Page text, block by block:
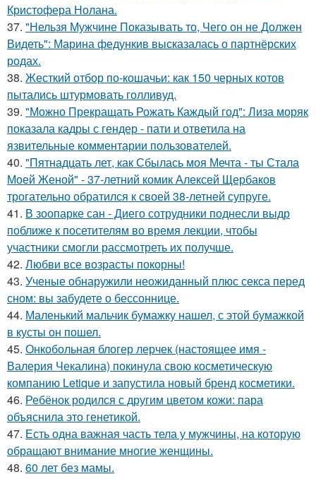
Кристофера Нолана.
37. "Нельзя Мужчине Показывать то, Чего он не Должен
Видеть": Марина федункив высказалась о партнёрских
родах.
38. Жесткий отбор по-кошачьи: как 150 черных котов
пытались штурмовать голливуд.
39. "Можно Прекращать Рожать Каждый год": Лиза моряк
показала кадры с гендер - пати и ответила на
язвительные комментарии пользователей.
40. "Пятнадцать лет, как Сбылась моя Мечта - ты Стала
Моей Женой" - 37-летний комик Алексей Щербаков
трогательно обратился к своей 38-летней супруге.
41. В зоопарке сан - Диего сотрудники поднесли выдр
поближе к посетителям во время лекции, чтобы
участники смогли рассмотреть их получше.
42. Любви все возрасты покорны!
43. Ученые обнаружили неожиданный плюс секса перед
сном: вы забудете о бессоннице.
44. Маленький мальчик бумажку нашел, с этой бумажкой
в кусты он пошел.
45. Онкобольная блогер лерчек (настоящее имя -
Валерия Чекалина) покинула свою косметическую
компанию Letique и запустила новый бренд косметики.
46. Ребёнок родился с другим цветом кожи: пара
объяснила это генетикой.
47. Есть одна важная часть тела у мужчины, на которую
обращают внимание многие женщины.
48. 60 лет без мамы.